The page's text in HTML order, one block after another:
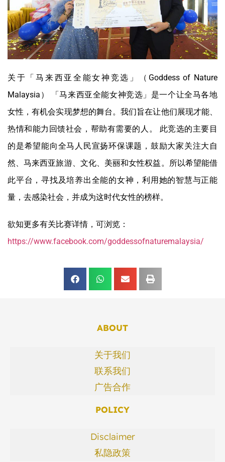
关于「马来西亚全能女神竞选」（Goddess of Nature
Malaysia） 「马来西亚全能女神竞选」是一个让全马各地
女性，有机会实现梦想的舞台。我们旨在让他们展现才能、
热情和能力回馈社会，帮助有需要的人。 此竞选的主要目
的是希望能向全马人民宣扬环保课题，鼓励大家关注大自
然、马来西亚旅游、文化、美丽和女性权益。所以希望能借
此平台，寻找及培养出全能的女神，利用她的智慧与正能
量，去感染社会，并成为这时代女性的榜样。
欲知更多有关比赛详情，可浏览：
https://www.facebook.com/goddessofnaturemalaysia/
ABOUT
关于我们
联系我们
广告合作
POLICY
Disclaimer
私隐政策